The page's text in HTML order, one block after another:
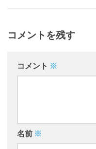
コメントを残す
コメント ※
名前 ※